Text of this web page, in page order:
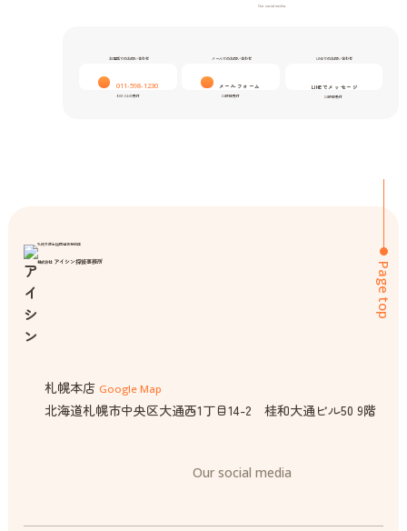
Our social media
お電話でのお問い合わせ
011-598-1230
9:00-24:00受付
メールでのお問い合わせ
メールフォーム
24時間受付
LINEでのお問い合わせ
LINEでメッセージ
24時間受付
Page top
札幌弁護士協同組合特約店
株式会社 アイシン探偵事務所
札幌本店 Google Map
北海道札幌市中央区大通西1丁目14-2 桂和大通ビル50 9階
Our social media